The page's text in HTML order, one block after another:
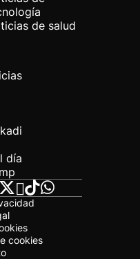
de salud
día
cookies